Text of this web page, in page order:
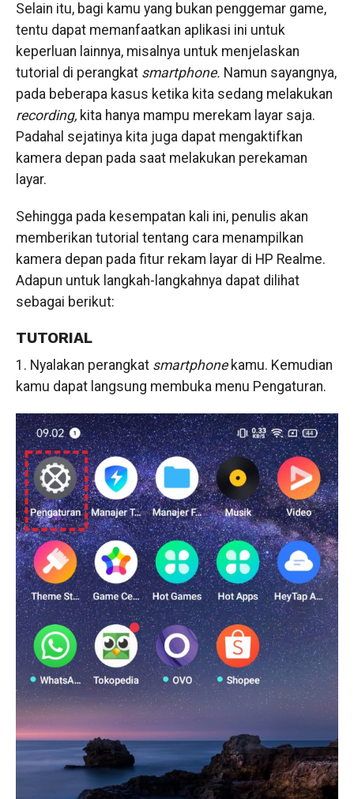
Selain itu, bagi kamu yang bukan penggemar game,
tentu dapat memanfaatkan aplikasi ini untuk
keperluan lainnya, misalnya untuk menjelaskan
tutorial di perangkat smartphone. Namun sayangnya,
pada beberapa kasus ketika kita sedang melakukan
recording, kita hanya mampu merekam layar saja.
Padahal sejatinya kita juga dapat mengaktifkan
kamera depan pada saat melakukan perekaman
layar.
Sehingga pada kesempatan kali ini, penulis akan
memberikan tutorial tentang cara menampilkan
kamera depan pada fitur rekam layar di HP Realme.
Adapun untuk langkah-langkahnya dapat dilihat
sebagai berikut:
TUTORIAL
1. Nyalakan perangkat smartphone kamu. Kemudian
kamu dapat langsung membuka menu Pengaturan.